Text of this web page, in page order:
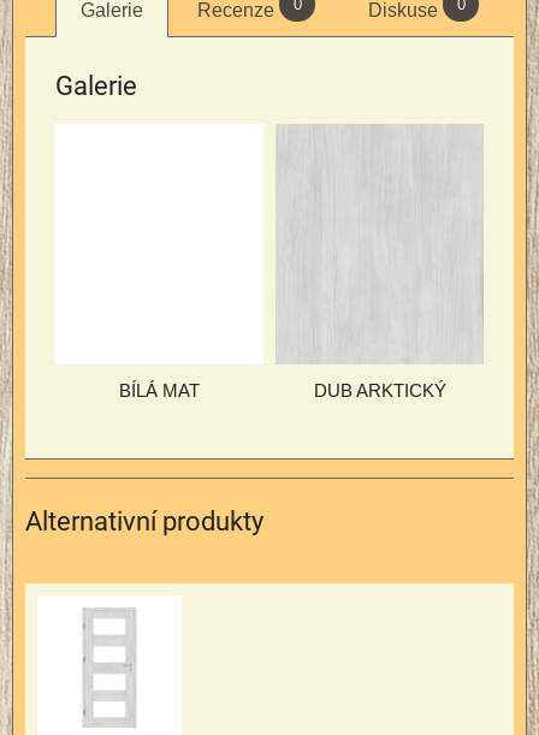
Galerie Recenze 0 Diskuse 0
Galerie
BÍLÁ MAT DUB ARKTICKÝ
Alternativní produkty